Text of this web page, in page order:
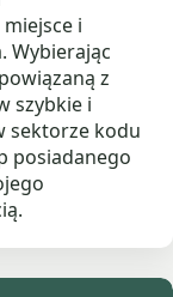
i
Wybierając
z
szybkie i
sektorze kodu
posiadanego